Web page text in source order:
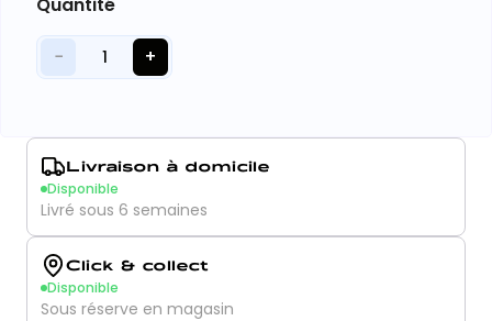
− 1 +
Livraison à domicile
Disponible
Livré sous 6 semaines
Click & collect
Disponible
Sous réserve en magasin